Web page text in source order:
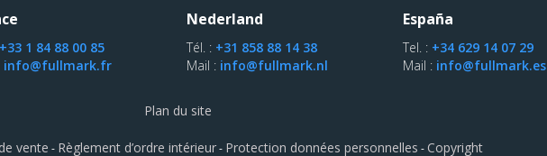
+33 1 84 88 00 85
info@fullmark.fr
Nederland
Tél. : +31 858 88 14 38
Mail : info@fullmark.nl
España
Tel. : +34 629 14 07 29
Mail : info@fullmark.es
Plan du site
vente - Règlement d’ordre intérieur- Protection données personnelles - Copyright